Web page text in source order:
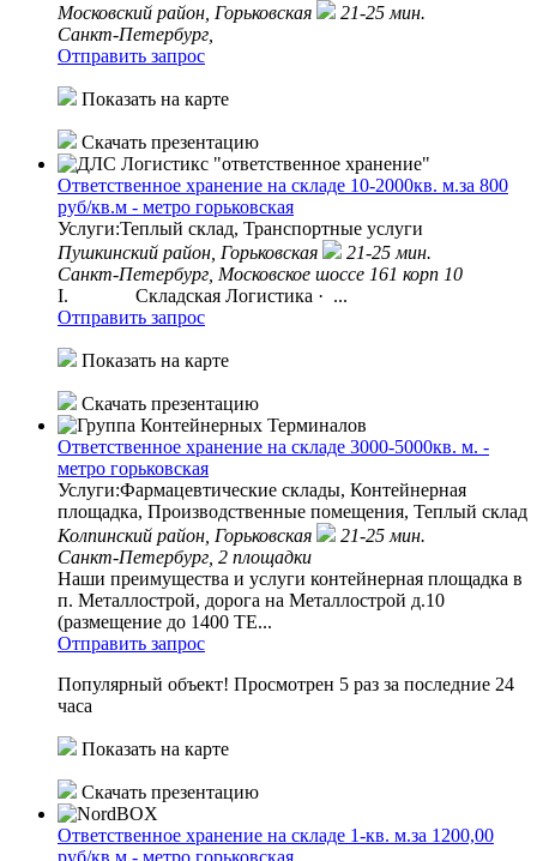
Московский район, Горьковская
21-25 мин.
Санкт-Петербург,
Отправить запрос
Показать на карте
Скачать презентацию
Ответственное хранение на складе 10-2000кв. м.за 800
руб/кв.м - метро горьковская
Услуги:Теплый склад, Транспортные услуги
Пушкинский район, Горьковская
21-25 мин.
Санкт-Петербург, Московское шоссе 161 корп 10
I. Складская Логистика · ...
Отправить запрос
Показать на карте
Скачать презентацию
Ответственное хранение на складе 3000-5000кв. м. -
метро горьковская
Услуги:Фармацевтические склады, Контейнерная
площадка, Производственные помещения, Теплый склад
Колпинский район, Горьковская
21-25 мин.
Санкт-Петербург, 2 площадки
Наши преимущества и услуги контейнерная площадка в
п. Металлострой, дорога на Металлострой д.10
(размещение до 1400 TE...
Отправить запрос
Популярный объект! Просмотрен 5 раз за последние 24
часа
Показать на карте
Скачать презентацию
Ответственное хранение на складе 1-кв. м.за 1200,00
руб/кв.м - метро горьковская